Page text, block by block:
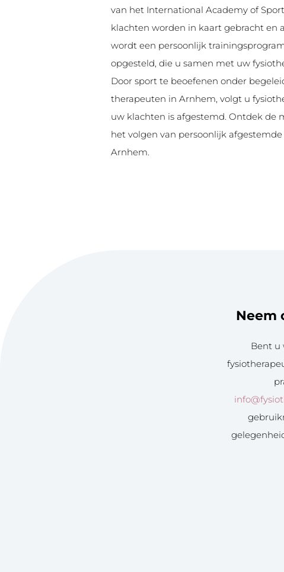
van het International Academy of
klachten worden in kaart gebracht en
wordt een persoonlijk
opgesteld, die u samen met uw
Door sport te beoefenen onder
therapeuten in Arnhem, volgt u
uw klachten is afgestemd. Ontdek de
het volgen van persoonlijk
Arnhem.
Neem
Bent u